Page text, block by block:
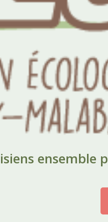
ensemble